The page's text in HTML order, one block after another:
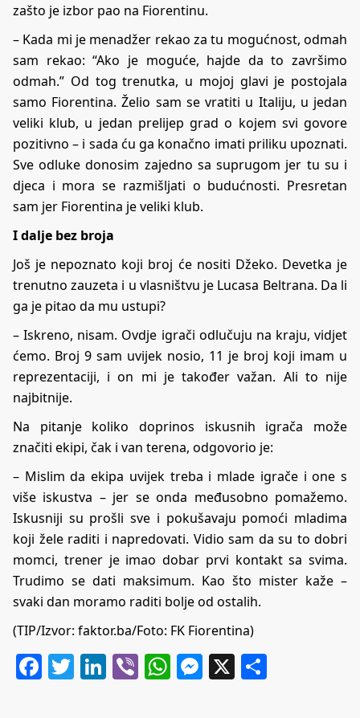
zašto je izbor pao na Fiorentinu.
– Kada mi je menadžer rekao za tu mogućnost, odmah
sam rekao: “Ako je moguće, hajde da to završimo
odmah.” Od tog trenutka, u mojoj glavi je postojala
samo Fiorentina. Želio sam se vratiti u Italiju, u jedan
veliki klub, u jedan prelijep grad o kojem svi govore
pozitivno – i sada ću ga konačno imati priliku upoznati.
Sve odluke donosim zajedno sa suprugom jer tu su i
djeca i mora se razmišljati o budućnosti. Presretan
sam jer Fiorentina je veliki klub.
I dalje bez broja
Još je nepoznato koji broj će nositi Džeko. Devetka je
trenutno zauzeta i u vlasništvu je Lucasa Beltrana. Da li
ga je pitao da mu ustupi?
– Iskreno, nisam. Ovdje igrači odlučuju na kraju, vidjet
ćemo. Broj 9 sam uvijek nosio, 11 je broj koji imam u
reprezentaciji, i on mi je također važan. Ali to nije
najbitnije.
Na pitanje koliko doprinos iskusnih igrača može
značiti ekipi, čak i van terena, odgovorio je:
– Mislim da ekipa uvijek treba i mlade igrače i one s
više iskustva – jer se onda međusobno pomažemo.
Iskusniji su prošli sve i pokušavaju pomoći mladima
koji žele raditi i napredovati. Vidio sam da su to dobri
momci, trener je imao dobar prvi kontakt sa svima.
Trudimo se dati maksimum. Kao što mister kaže –
svaki dan moramo raditi bolje od ostalih.
(TIP/Izvor: faktor.ba/Foto: FK Fiorentina)
Facebook
Twitter
LinkedIn
ViberWhatsApp
Messenger
X